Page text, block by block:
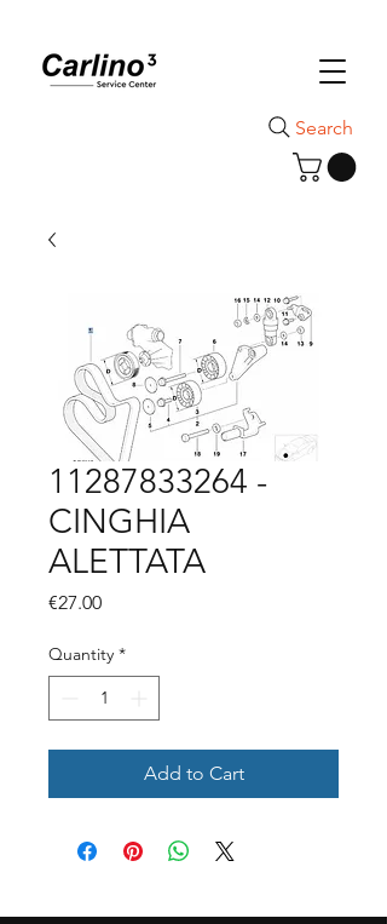
Search
11287833264 -
CINGHIA
ALETTATA
€27.00Price
Quantity *
Add to Cart